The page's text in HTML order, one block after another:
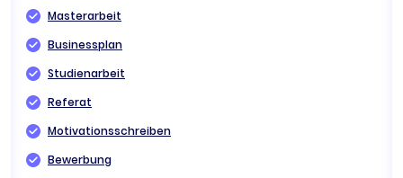
Masterarbeit
Businessplan
Studienarbeit
Referat
Motivationsschreiben
Bewerbung